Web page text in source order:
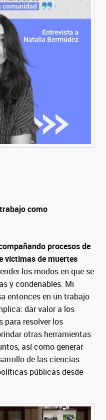
como
procesos de
víctimas de muertes
los modos en que se
y condenables. Mi
entonces en un trabajo
dar valor a los
para resolver los
otras herramientas
así como generar
de las ciencias
públicas desde